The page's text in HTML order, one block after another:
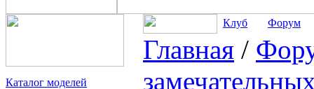
Каталог моделей
Клуб Форум
Главная /